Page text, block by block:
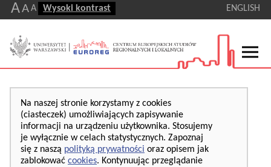
AA A Wysoki kontrast ENGLISH
Na naszej stronie korzystamy z cookies
(ciasteczek) umożliwiających zapisywanie
informacji na urządzeniu użytkownika. Stosujemy
je wyłącznie w celach statystycznych. Zapoznaj
się z naszą polityką prywatności oraz opisem jak
zablokować cookies. Kontynuując przeglądanie